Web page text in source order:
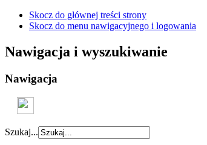
Skocz do głównej treści strony
Skocz do menu nawigacyjnego i logowania
Nawigacja i wyszukiwanie
Nawigacja
Szukaj...